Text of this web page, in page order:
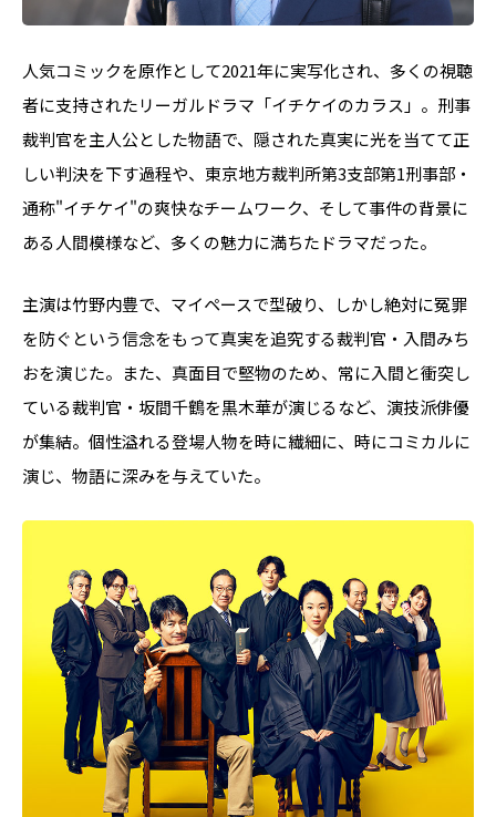
人気コミックを原作として2021年に実写化され、多くの視聴
者に支持されたリーガルドラマ「イチケイのカラス」。刑事
裁判官を主人公とした物語で、隠された真実に光を当てて正
しい判決を下す過程や、東京地方裁判所第3支部第1刑事部・
通称"イチケイ"の爽快なチームワーク、そして事件の背景に
ある人間模様など、多くの魅力に満ちたドラマだった。
主演は竹野内豊で、マイペースで型破り、しかし絶対に冤罪
を防ぐという信念をもって真実を追究する裁判官・入間みち
おを演じた。また、真面目で堅物のため、常に入間と衝突し
ている裁判官・坂間千鶴を黒木華が演じるなど、演技派俳優
が集結。個性溢れる登場人物を時に繊細に、時にコミカルに
演じ、物語に深みを与えていた。